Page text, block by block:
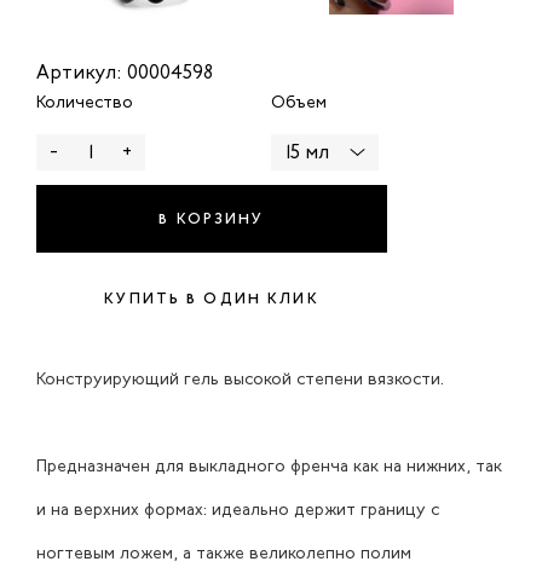
Артикул: 00004598
Количество
- +
Объем
15 мл
В КОРЗИНУ
КУПИТЬ В ОДИН КЛИК
Конструирующий гель высокой степени вязкости.
Предназначен для выкладного френча как на нижних, так
и на верхних формах: идеально держит границу с
ногтевым ложем, а также великолепно полим